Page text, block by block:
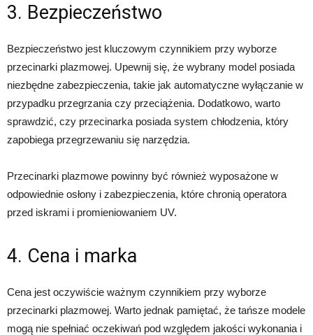
3. Bezpieczeństwo
Bezpieczeństwo jest kluczowym czynnikiem przy wyborze
przecinarki plazmowej. Upewnij się, że wybrany model posiada
niezbędne zabezpieczenia, takie jak automatyczne wyłączanie w
przypadku przegrzania czy przeciążenia. Dodatkowo, warto
sprawdzić, czy przecinarka posiada system chłodzenia, który
zapobiega przegrzewaniu się narzędzia.
Przecinarki plazmowe powinny być również wyposażone w
odpowiednie osłony i zabezpieczenia, które chronią operatora
przed iskrami i promieniowaniem UV.
4. Cena i marka
Cena jest oczywiście ważnym czynnikiem przy wyborze
przecinarki plazmowej. Warto jednak pamiętać, że tańsze modele
mogą nie spełniać oczekiwań pod względem jakości wykonania i